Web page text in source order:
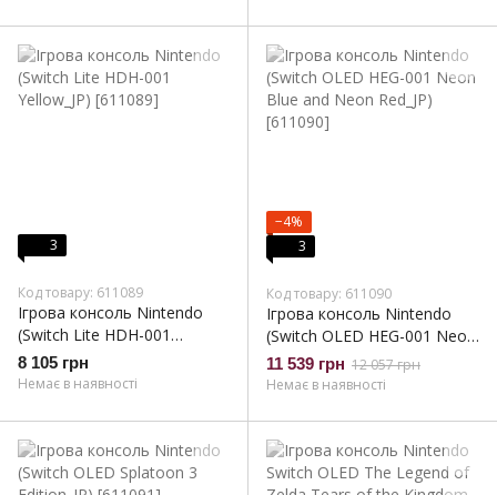
3
Код товару: 611089
Ігрова консоль Nintendo
(Switch Lite HDH-001
Yellow_JP)
8 105 грн
Немає в наявності
−4%
3
Код товару: 611090
Ігрова консоль Nintendo
(Switch OLED HEG-001 Neon
Blue and Neon Red_JP)
11 539 грн 12 057 грн
Немає в наявності